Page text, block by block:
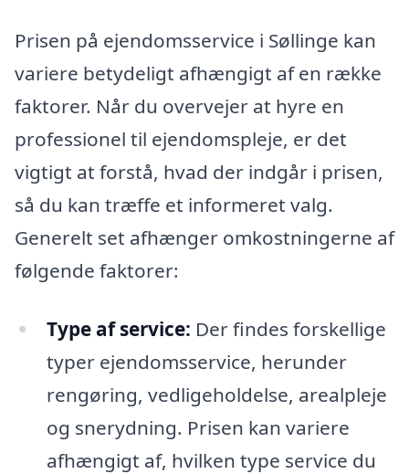
Prisen på ejendomsservice i Søllinge kan
variere betydeligt afhængigt af en række
faktorer. Når du overvejer at hyre en
professionel til ejendomspleje, er det
vigtigt at forstå, hvad der indgår i prisen,
så du kan træffe et informeret valg.
Generelt set afhænger omkostningerne af
følgende faktorer:
Type af service: Der findes forskellige
typer ejendomsservice, herunder
rengøring, vedligeholdelse, arealpleje
og snerydning. Prisen kan variere
afhængigt af, hvilken type service du